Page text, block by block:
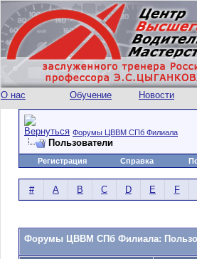
О нас Обучение Новости
Форумы ЦВВМ СПб Филиала
Пользователи
Регистрация Справка
# A B C D E F
Форумы ЦВВМ СПб Филиала: